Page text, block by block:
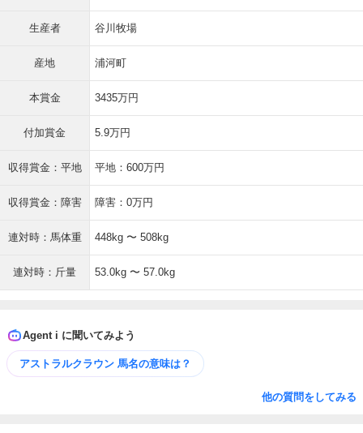
生産者 谷川牧場
産地 浦河町
本賞金 3435万円
付加賞金 5.9万円
収得賞金：平地 平地：600万円
収得賞金：障害 障害：0万円
連対時：馬体重 448kg 〜 508kg
連対時：斤量 53.0kg 〜 57.0kg
Agent i に聞いてみよう
アストラルクラウン 馬名の意味は？
他の質問をしてみる